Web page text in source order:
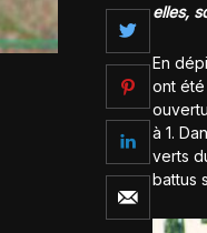
elles,
En
ont été
à 1.
verts
battus